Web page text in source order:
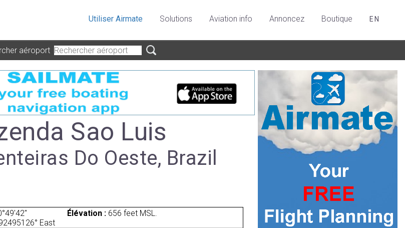
Utiliser Airmate Solutions Aviation info Annoncez Boutique EN
aéroport
Sao Luis
Do Oeste, Brazil
Élévation :656 feet MSL.
East